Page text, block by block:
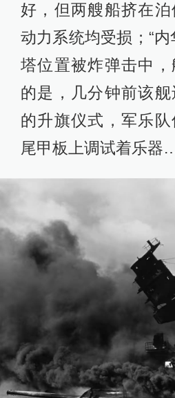
好，但两艘船挤在泊
动力系统均受损；“
塔位置被炸弹击中
的是，几分钟前该
的升旗仪式，军乐
尾甲板上调试着乐